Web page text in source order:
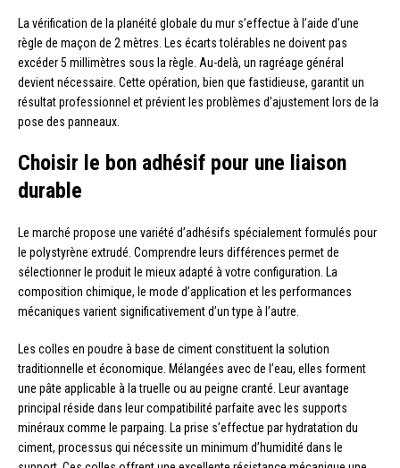
La vérification de la planéité globale du mur s’effectue à l’aide d’une
règle de maçon de 2 mètres. Les écarts tolérables ne doivent pas
excéder 5 millimètres sous la règle. Au-delà, un ragréage général
devient nécessaire. Cette opération, bien que fastidieuse, garantit un
résultat professionnel et prévient les problèmes d’ajustement lors de la
pose des panneaux.
Choisir le bon adhésif pour une liaison
durable
Le marché propose une variété d’adhésifs spécialement formulés pour
le polystyrène extrudé. Comprendre leurs différences permet de
sélectionner le produit le mieux adapté à votre configuration. La
composition chimique, le mode d’application et les performances
mécaniques varient significativement d’un type à l’autre.
Les colles en poudre à base de ciment constituent la solution
traditionnelle et économique. Mélangées avec de l’eau, elles forment
une pâte applicable à la truelle ou au peigne cranté. Leur avantage
principal réside dans leur compatibilité parfaite avec les supports
minéraux comme le parpaing. La prise s’effectue par hydratation du
ciment, processus qui nécessite un minimum d’humidité dans le